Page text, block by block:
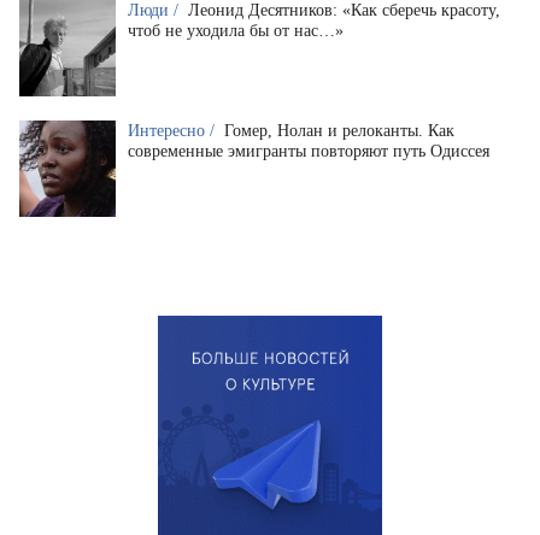
Люди / Леонид Десятников: «Как сберечь красоту,
чтоб не уходила бы от нас…»
Интересно / Гомер, Нолан и релоканты. Как
современные эмигранты повторяют путь Одиссея